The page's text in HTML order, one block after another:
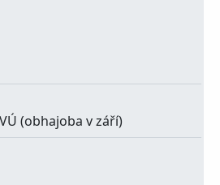
(obhajoba v září)